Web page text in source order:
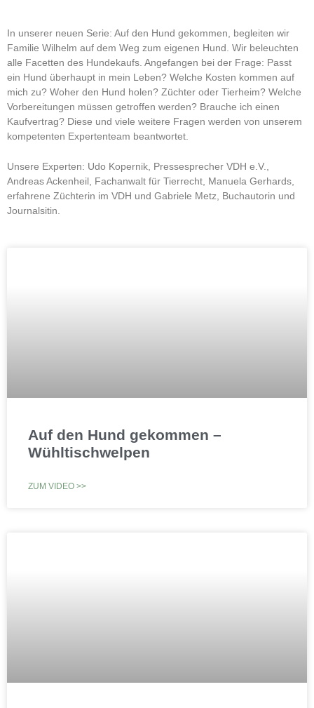
In unserer neuen Serie: Auf den Hund gekommen, begleiten wir
Familie Wilhelm auf dem Weg zum eigenen Hund. Wir beleuchten
alle Facetten des Hundekaufs. Angefangen bei der Frage: Passt
ein Hund überhaupt in mein Leben? Welche Kosten kommen auf
mich zu? Woher den Hund holen? Züchter oder Tierheim? Welche
Vorbereitungen müssen getroffen werden? Brauche ich einen
Kaufvertrag? Diese und viele weitere Fragen werden von unserem
kompetenten Expertenteam beantwortet.
Unsere Experten: Udo Kopernik, Pressesprecher VDH e.V.,
Andreas Ackenheil, Fachanwalt für Tierrecht, Manuela Gerhards,
erfahrene Züchterin im VDH und Gabriele Metz, Buchautorin und
Journalsitin.
Auf den Hund gekommen –
Wühltischwelpen
ZUM VIDEO >>